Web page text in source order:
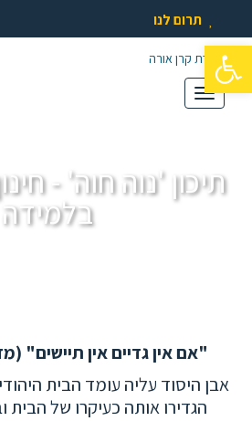
תרום לנו
תפריט
תיכון 'נוה חוה' -
בלמידה
"אם אין גדיים אין תיישים"
אבן היסוד עליה עומד הבית
הגדירו אותה כעיקרו של הבית
פתח סרגל נגישות